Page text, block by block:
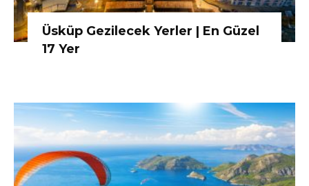
Üsküp Gezilecek Yerler | En Güzel
17 Yer